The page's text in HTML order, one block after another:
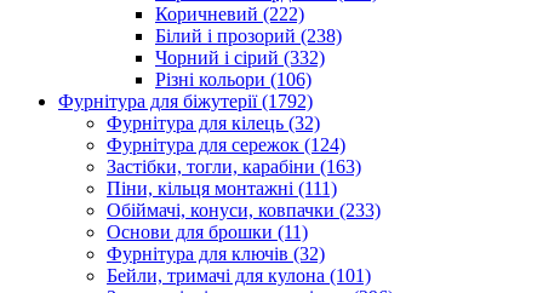
Коричневий (222)
Білий і прозорий (238)
Чорний і сірий (332)
Різні кольори (106)
Фурнітура для біжутерії(1792)
Фурнітура для кілець (32)
Фурнітура для сережок (124)
Застібки, тогли, карабіни (163)
Піни, кільця монтажні (111)
Обіймачі, конуси, ковпачки (233)
Основи для брошки (11)
Фурнітура для ключів (32)
Бейли, тримачі для кулона (101)